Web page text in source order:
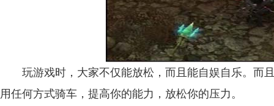
玩游戏时，大家不仅能放松，而且能自娱自乐。而
用任何方式骑车，提高你的能力，放松你的压力。